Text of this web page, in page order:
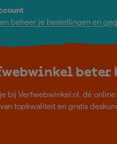
beheer je bestellingen en
beter
bij Verfwebwinkel.nl, dé
topkwaliteit en gratis